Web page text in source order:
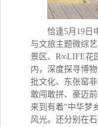
恰逢5月19日
与文旅主题微综艺
景区 、 R∞LIFE花
内，深度探寻博
批文化、东张窑
敢闯敢拼、豪迈
来到 有着“中华梦
风光。 还分别在